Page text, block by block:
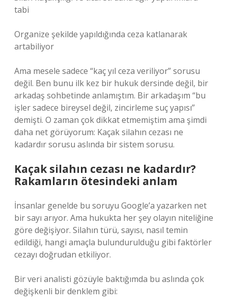
tabi
Organize şekilde yapıldığında ceza katlanarak
artabiliyor
Ama mesele sadece “kaç yıl ceza veriliyor” sorusu
değil. Ben bunu ilk kez bir hukuk dersinde değil, bir
arkadaş sohbetinde anlamıştım. Bir arkadaşım “bu
işler sadece bireysel değil, zincirleme suç yapısı”
demişti. O zaman çok dikkat etmemiştim ama şimdi
daha net görüyorum: Kaçak silahın cezası ne
kadardır sorusu aslında bir sistem sorusu.
Kaçak silahın cezası ne kadardır?
Rakamların ötesindeki anlam
İnsanlar genelde bu soruyu Google’a yazarken net
bir sayı arıyor. Ama hukukta her şey olayın niteliğine
göre değişiyor. Silahın türü, sayısı, nasıl temin
edildiği, hangi amaçla bulundurulduğu gibi faktörler
cezayı doğrudan etkiliyor.
Bir veri analisti gözüyle baktığımda bu aslında çok
değişkenli bir denklem gibi: